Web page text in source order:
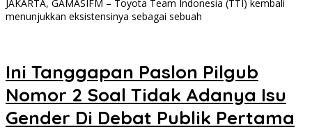
JAKARTA, GAMASIFM – Toyota Team Indonesia (TTI) kembali
menunjukkan eksistensinya sebagai sebuah
Ini Tanggapan Paslon Pilgub
Nomor 2 Soal Tidak Adanya Isu
Gender Di Debat Publik Pertama